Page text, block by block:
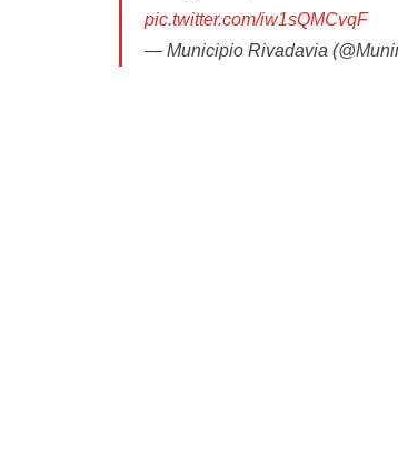
pic.twitter.com/iw1sQMCvqF
— Municipio Rivadavia